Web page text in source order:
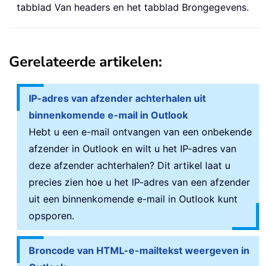
tabblad Van headers en het tabblad Brongegevens.
Gerelateerde artikelen:
IP-adres van afzender achterhalen uit
binnenkomende e-mail in Outlook
Hebt u een e-mail ontvangen van een onbekende
afzender in Outlook en wilt u het IP-adres van
deze afzender achterhalen? Dit artikel laat u
precies zien hoe u het IP-adres van een afzender
uit een binnenkomende e-mail in Outlook kunt
opsporen.
Broncode van HTML-e-mailtekst weergeven in